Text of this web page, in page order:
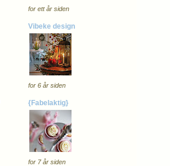
for ett år siden
Vibeke design
for 6 år siden
{Fabelaktig}
for 7 år siden